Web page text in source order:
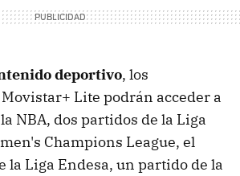
deportivo, los
Lite podrán acceder a
NBA, dos partidos de la Liga
Champions League, el
la Liga Endesa, un partido de la